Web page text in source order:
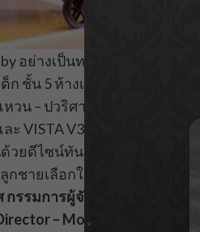
อย่างเป็นทางการครั้งแรกใ
ชั้น 5 ห้างเซ็นทรัลชิดลม ภาย
น – ปวริศา เพ็ญชาติ’ แล้ว ยั
ละ VISTA V3 โดยรุ่นที่ได้รับ
ด้วยดีไซน์ทันสมัย น้ำหนักเบา
ายเลือกใช้จริงในชีวิตประจ
รรมการผู้จัดการบริษัท คิดโ
– Mom & Kids &